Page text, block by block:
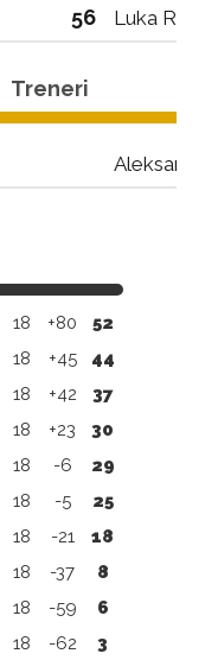
56 Luka
Treneri
18 +80
52
18 +45
44
18 +42
37
18 +23
30
18 -6
29
18 -5
25
18 -21
18
18 -37
8
18 -59
6
18 -62
3